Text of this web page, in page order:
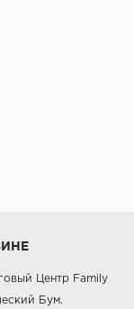
Центр Family
Бум.